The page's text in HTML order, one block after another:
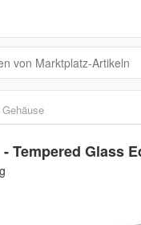
Gehäuse
Tempered Glass